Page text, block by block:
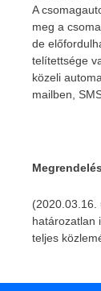
A
meg a
de
telítettsége
közeli
mailben,
(2020.03.16.
határozatlan
teljes